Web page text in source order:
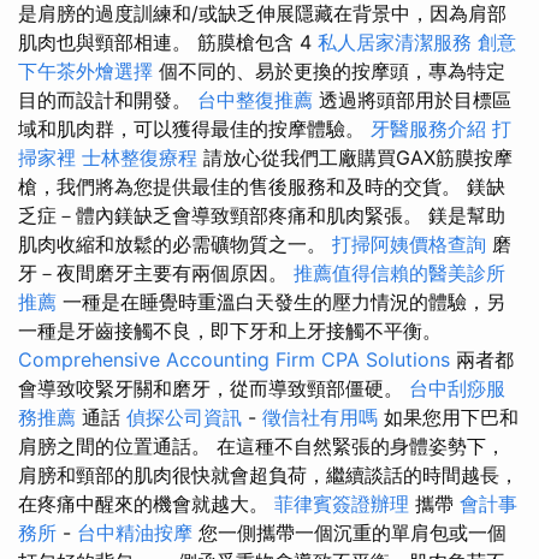
是肩膀的過度訓練和/或缺乏伸展隱藏在背景中，因為肩部
肌肉也與頸部相連。 筋膜槍包含 4 私人居家清潔服務 創意
下午茶外燴選擇 個不同的、易於更換的按摩頭，專為特定
目的而設計和開發。 台中整復推薦 透過將頭部用於目標區
域和肌肉群，可以獲得最佳的按摩體驗。 牙醫服務介紹 打
掃家裡 士林整復療程 請放心從我們工廠購買GAX筋膜按摩
槍，我們將為您提供最佳的售後服務和及時的交貨。 鎂缺
乏症－體內鎂缺乏會導致頸部疼痛和肌肉緊張。 鎂是幫助
肌肉收縮和放鬆的必需礦物質之一。 打掃阿姨價格查詢 磨
牙－夜間磨牙主要有兩個原因。 推薦值得信賴的醫美診所
推薦 一種是在睡覺時重溫白天發生的壓力情況的體驗，另
一種是牙齒接觸不良，即下牙和上牙接觸不平衡。
Comprehensive Accounting Firm CPA Solutions 兩者都
會導致咬緊牙關和磨牙，從而導致頸部僵硬。 台中刮痧服
務推薦 通話 偵探公司資訊 - 徵信社有用嗎 如果您用下巴和
肩膀之間的位置通話。 在這種不自然緊張的身體姿勢下，
肩膀和頸部的肌肉很快就會超負荷，繼續談話的時間越長，
在疼痛中醒來的機會就越大。 菲律賓簽證辦理 攜帶 會計事
務所 - 台中精油按摩 您一側攜帶一個沉重的單肩包或一個